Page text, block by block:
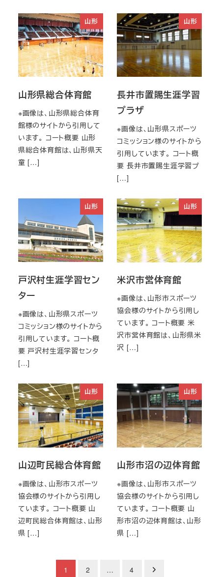
山形
山形県総合体育館
※画像は、山形県総合体育
館様のサイトから引用して
います。 コート概要 山形
県総合体育館は、山形県天
童 […]
山形
長井市置賜生涯学習
プラザ
※画像は、山形県スポーツ
コミッション様のサイトから
引用しています。 コート概
要 長井市置賜生涯学習プ
[…]
山形
戸沢村生涯学習セン
ター
※画像は、山形県スポーツ
コミッション様のサイトから
引用しています。 コート概
要 戸沢村生涯学習センタ
[…]
山形
米沢市営体育館
※画像は、山形市スポーツ
協会様のサイトから引用し
ています。 コート概要 米
沢市営体育館は、山形県米
沢 […]
山形
山辺町民総合体育館
※画像は、山形市スポーツ
協会様のサイトから引用し
ています。 コート概要 山
辺町民総合体育館は、山形
県 […]
山形
山形市沼の辺体育館
※画像は、山形市スポーツ
協会様のサイトから引用し
ています。 コート概要 山
形市沼の辺体育館は、山形
県 […]
1 2 … 4